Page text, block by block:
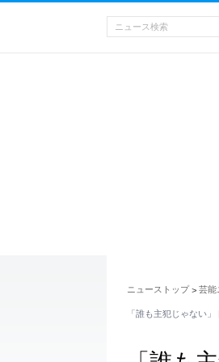
ニューストップ > 芸能
「誰も主犯じゃない